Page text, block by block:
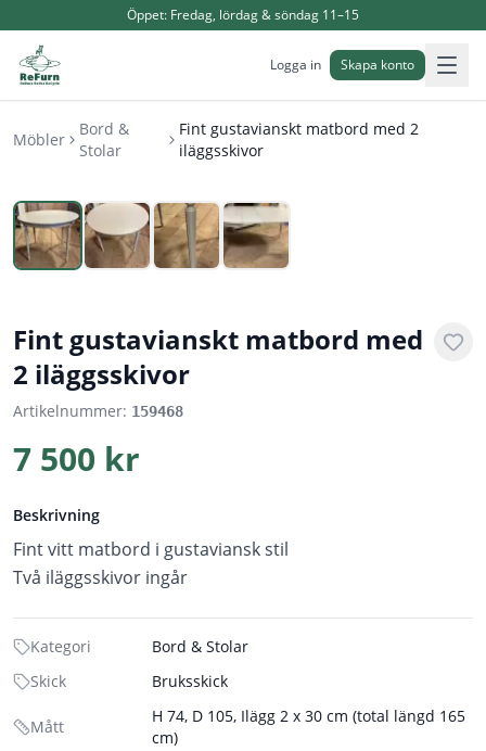
Öppet: Fredag, lördag & söndag 11–15
Logga in Skapa konto
Möbler
Bord &
Stolar
Fint gustavianskt matbord med 2
iläggsskivor
Fint gustavianskt matbord med
2 iläggsskivor
Artikelnummer: 159468
7 500 kr
Beskrivning
Fint vitt matbord i gustaviansk stil
Två iläggsskivor ingår
Kategori
Bord & Stolar
Skick
Bruksskick
Mått
H 74, D 105, Ilägg 2 x 30 cm (total längd 165
cm)